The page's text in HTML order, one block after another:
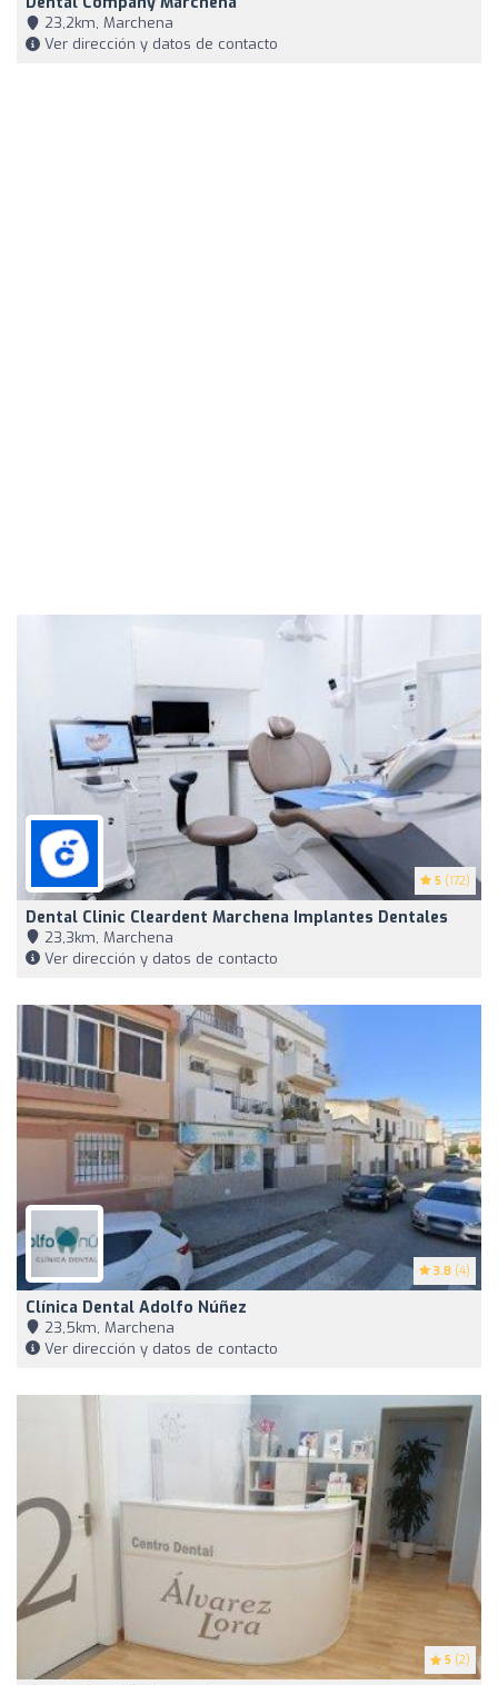
23,2km, Marchena
Ver dirección y datos de contacto
5 (172)
Dental Clinic Cleardent Marchena Implantes Dentales
23,3km, Marchena
Ver dirección y datos de contacto
3.8 (4)
Clínica Dental Adolfo Núñez
23,5km, Marchena
Ver dirección y datos de contacto
5 (2)